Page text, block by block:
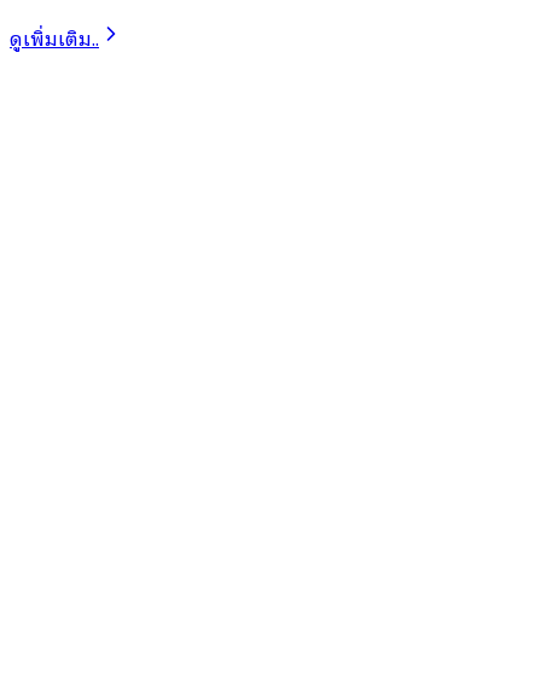
ดูเพิ่มเติม..